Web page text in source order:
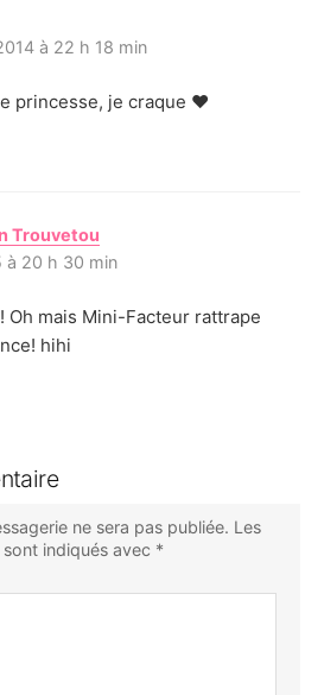
à 22 h 18 min
princesse, je craque ♥
Trouvetou
i
:
à 20 h 30 min
Oh mais Mini-Facteur rattrape
hihi
ne sera pas publiée. Les
indiqués avec *